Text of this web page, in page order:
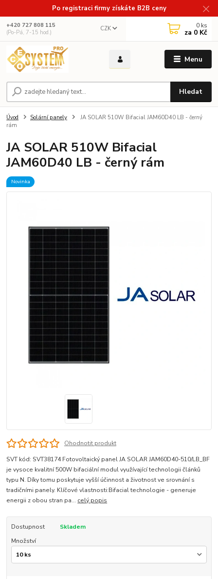
Po registraci firmy získáte B2B ceny
Menu
CZK
Hledat
+420 727 808 115
(Po-Pá, 7-15 hod.)
0 ks
za 0 Kč
Úvod Solární panely
JA SOLAR 510W Bifacial JAM60D40 LB - černý
rám
JA SOLAR 510W Bifacial
JAM60D40 LB - černý rám
Novinka
Ohodnotit produkt
SVT kód: SVT38174 Fotovoltaický panel JA SOLAR JAM60D40-510/LB_BF
je vysoce kvalitní 500W bifaciální modul využívající technologii článků
typu N. Díky tomu poskytuje vyšší účinnost a životnost ve srovnání s
tradičními panely. Klíčové vlastnosti:Bifacial technologie - generuje
energii z obou stran pa... celý popis
Dostupnost
Skladem
Množství